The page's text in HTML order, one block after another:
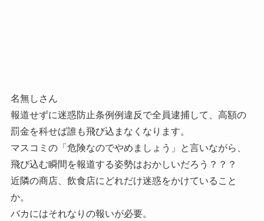
名無しさん
報道せずに迷惑防止条例例違反で全員逮捕して、高額の
罰金を科せば誰も飛び込まなくなります。
マスコミの「危険なのでやめましょう」と言いながら、
飛び込む瞬間を報道する姿勢はおかしいだろう？？？
近隣の商店、飲食店にどれだけ迷惑をかけていること
か。
バカにはそれなりの報いが必要。